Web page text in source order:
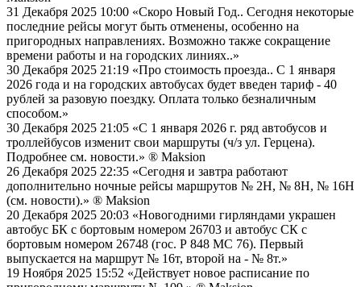
31 Декабря 2025 10:00 «Скоро Новый Год.. Сегодня некоторые
последние рейсы могут быть отменены, особенно на
пригородных направлениях. Возможно также сокращение
времени работы и на городских линиях..»
30 Декабря 2025 21:19 «Про стоимость проезда.. С 1 января
2026 года и на городских автобусах будет введен тариф - 40
рублей за разовую поездку. Оплата только безналичным
способом.»
30 Декабря 2025 21:05 «С 1 января 2026 г. ряд автобусов и
троллейбусов изменит свои маршруты (ч/з ул. Герцена).
Подробнее см. новости.» ® Maksion
26 Декабря 2025 22:35 «Сегодня и завтра работают
дополнительно ночные рейсы маршрутов № 2Н, № 8Н, № 16Н
(см. новости).» ® Maksion
20 Декабря 2025 20:03 «Новогодними гирляндами украшен
автобус БК с бортовым номером 26703 и автобус СК с
бортовым номером 26748 (гос. Р 848 МС 76). Первый
выпускается на маршрут № 16т, второй на - № 8т.»
19 Ноября 2025 15:52 «Действует новое расписание по